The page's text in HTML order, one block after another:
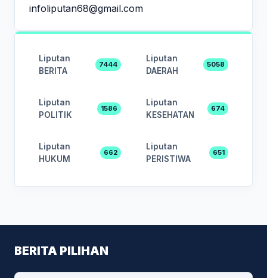
infoliputan68@gmail.com
Liputan
BERITA
7444
Liputan
DAERAH
5058
Liputan
POLITIK
1586
Liputan
KESEHATAN
674
Liputan
HUKUM
662
Liputan
PERISTIWA
651
BERITA PILIHAN